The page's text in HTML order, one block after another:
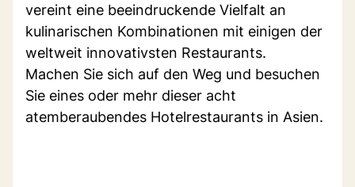
vereint eine beeindruckende Vielfalt an
kulinarischen Kombinationen mit einigen der
weltweit innovativsten Restaurants.
Machen Sie sich auf den Weg und besuchen
Sie eines oder mehr dieser acht
atemberaubendes Hotelrestaurants in Asien.